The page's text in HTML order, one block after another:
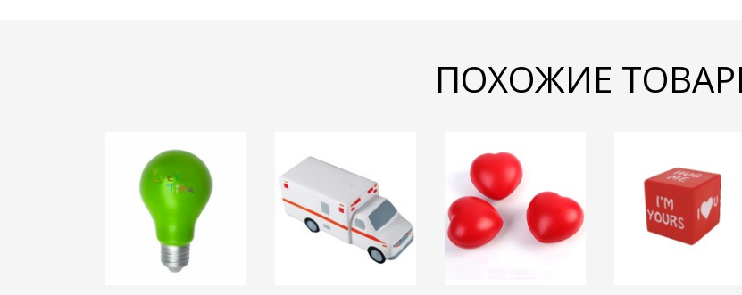
ПОХОЖИЕ